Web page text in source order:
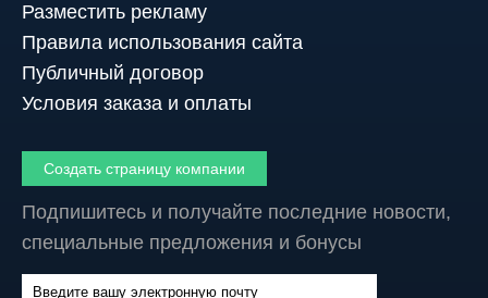
Разместить рекламу
Правила использования сайта
Публичный договор
Условия заказа и оплаты
Создать страницу компании
Подпишитесь и получайте последние новости,
специальные предложения и бонусы